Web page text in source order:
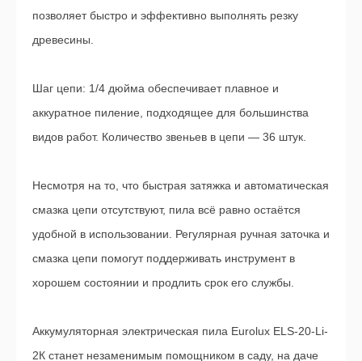
позволяет быстро и эффективно выполнять резку
древесины.
Шаг цепи: 1/4 дюйма обеспечивает плавное и
аккуратное пиление, подходящее для большинства
видов работ. Количество звеньев в цепи — 36 штук.
Несмотря на то, что быстрая затяжка и автоматическая
смазка цепи отсутствуют, пила всё равно остаётся
удобной в использовании. Регулярная ручная заточка и
смазка цепи помогут поддерживать инструмент в
хорошем состоянии и продлить срок его службы.
Аккумуляторная электрическая пила Eurolux ELS-20-Li-
2К станет незаменимым помощником в саду, на даче